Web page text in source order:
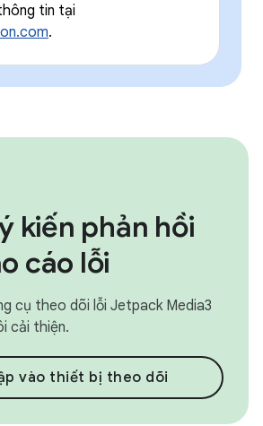
tin tại
.
kiến phản hồi
cáo lỗi
cụ theo dõi lỗi Jetpack Media3
cải thiện.
vào thiết bị theo dõi